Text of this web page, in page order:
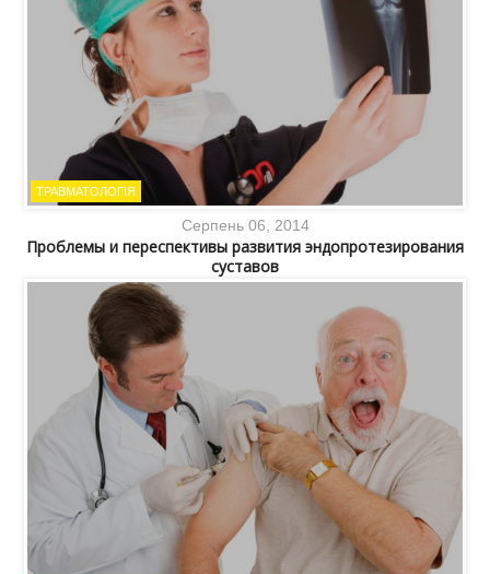
ТРАВМАТОЛОГІЯ
Серпень 06, 2014
Проблемы и переспективы развития эндопротезирования
суставов